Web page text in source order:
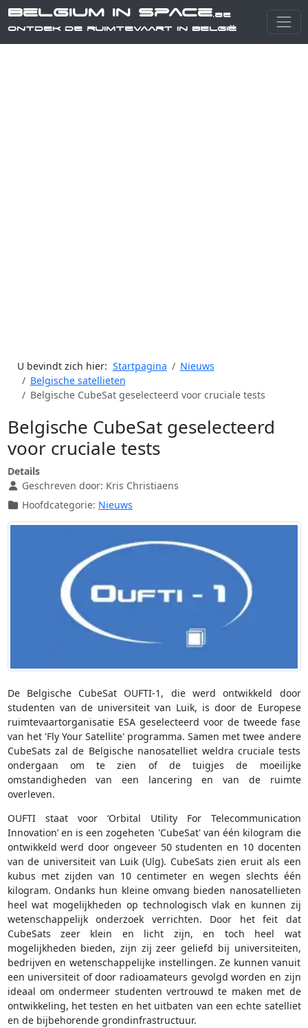
Belgium in Space.be
Ontdek de ruimtevaart in België
U bevindt zich hier: Startpagina
Nieuws
Belgische satellieten
Belgische CubeSat geselecteerd voor cruciale tests
Belgische CubeSat geselecteerd
voor cruciale tests
Details
Geschreven door: Kris Christiaens
Hoofdcategorie: Nieuws
De Belgische CubeSat OUFTI-1, die werd ontwikkeld door
studenten van de universiteit van Luik, is door de Europese
ruimtevaartorganisatie ESA geselecteerd voor de tweede fase
van het 'Fly Your Satellite' programma. Samen met twee andere
CubeSats zal de Belgische nanosatelliet weldra cruciale tests
ondergaan om te zien of de tuigjes de moeilijke
omstandigheden van een lancering en van de ruimte
overleven.
OUFTI staat voor ‘Orbital Utility For Telecommunication
Innovation’ en is een zogeheten 'CubeSat' van één kilogram die
ontwikkeld werd door ongeveer 50 studenten en 10 docenten
van de universiteit van Luik (Ulg). CubeSats zien eruit als een
kubus met zijden van 10 centimeter en wegen slechts één
kilogram. Ondanks hun kleine omvang bieden nanosatellieten
heel wat mogelijkheden op technologisch vlak en kunnen zij
wetenschappelijk onderzoek verrichten. Door het feit dat
CubeSats zeer klein en licht zijn, en toch heel wat
mogelijkheden bieden, zijn zij zeer geliefd bij universiteiten,
bedrijven en wetenschappelijke instellingen. Ze kunnen vanuit
een universiteit of door radioamateurs gevolgd worden en zijn
ideaal om ondermeer studenten vertrouwd te maken met de
ontwikkeling, het testen en het uitbaten van een echte satelliet
en de bijbehorende grondinfrastructuur.